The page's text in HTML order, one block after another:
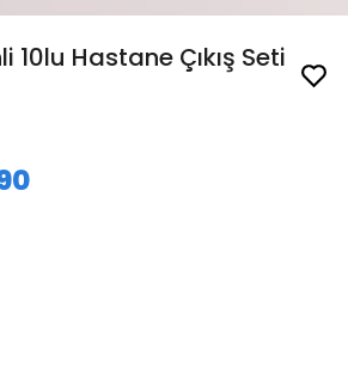
10lu Hastane Çıkış Seti